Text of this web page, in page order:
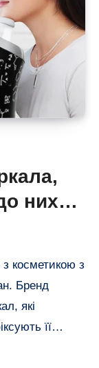
них
з косметикою з
Бренд
які
її…